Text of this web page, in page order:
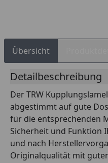
Übersicht
Detailbeschreibung
Der TRW
abgestimmt auf gute
für die entsprechenden
Sicherheit und Funktion
und nach
Originalqualität mit